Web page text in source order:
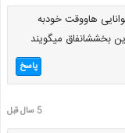
هاووقت خودبه
بخششانفاق میگویند
پاسخ
5 سال قبل